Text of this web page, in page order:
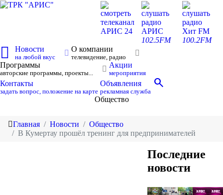
смотреть
телеканал
АРИС 24
слушать
радио
АРИС
102.5FM
слушать
радио
Хит FM
100.2FM
Новости
на любой вкус
О компании
телевидение, радио
Программы
авторские программы, проекты...
Акции
мероприятия
Контакты
задать вопрос, положение на карте
Объявления
рекламная служба
search
Общество
Главная Новости
Общество
В Кумертау прошёл тренинг для предпринимателей
Последние
новости